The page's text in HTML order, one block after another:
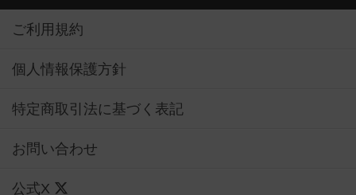
ご利用規約
個人情報保護方針
特定商取引法に基づく表記
お問い合わせ
公式X